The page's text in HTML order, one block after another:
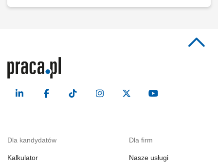
Dla kandydatów
Kalkulator
Dla firm
Nasze usługi